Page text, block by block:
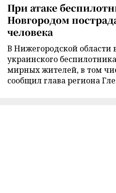
При атаке
Новгородом
человека
В Нижегородской области
украинского
мирных жителей, в том
сообщил глава региона